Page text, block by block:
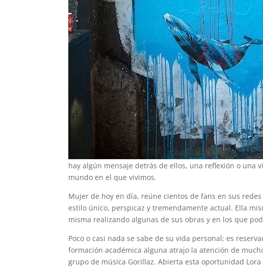
hay algún mensaje detrás de ellos, una reflexión o una
mundo en el que vivimos.
Mujer de hoy en día, reúne cientos de fans en sus
estilo único, perspicaz y tremendamente actual. Ella
misma realizando algunas de sus obras y en los que
Poco o casi nada se sabe de su vida personal; es
formación académica alguna atrajo la atención de
grupo de música Gorillaz. Abierta esta oportunidad